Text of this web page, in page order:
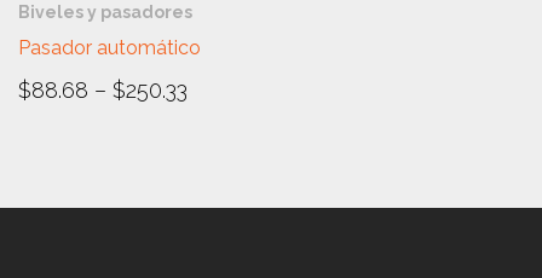
Biveles y pasadores
Pasador automático
$88.68 – $250.33